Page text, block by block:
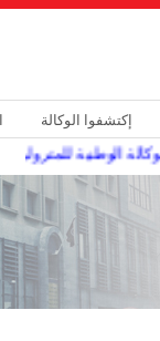
إكتشفوا الوكالة
الوطنية